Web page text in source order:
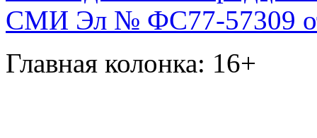
СМИ Эл № ФС77-57309
Главная колонка: 16+